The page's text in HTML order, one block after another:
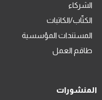
الشركاء
الكتّاب/الكاتبات
المستندات المؤسسية
طاقم العمل
المنشورات